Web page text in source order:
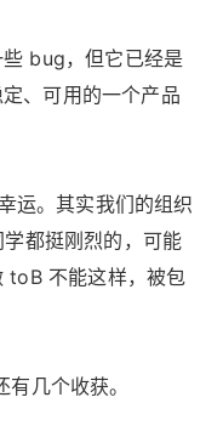
bug，但它已经是
、可用的一个产品
运。其实我们的组织
都挺刚烈的，可能
toB 不能这样，被包
几个收获。